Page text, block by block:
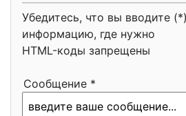
Убедитесь, что вы вводите
информацию, где нужно
HTML-коды запрещены
Сообщение *